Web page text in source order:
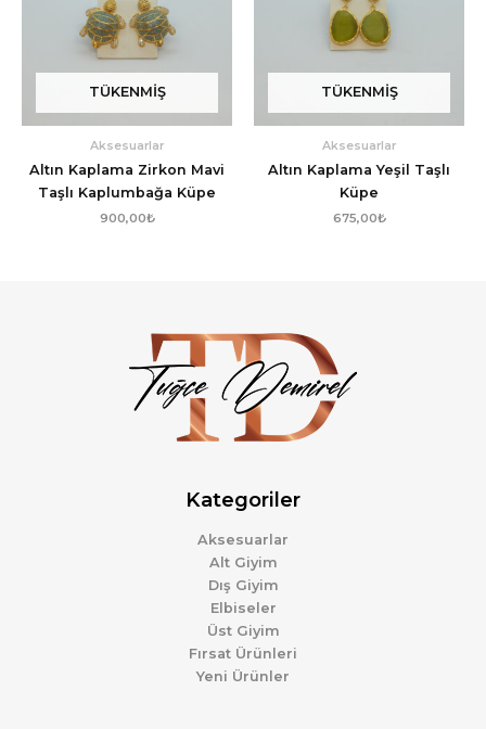
TÜKENMIŞ
Aksesuarlar
Altın Kaplama Zirkon Mavi
Taşlı Kaplumbağa Küpe
900,00₺
TÜKENMIŞ
Aksesuarlar
Altın Kaplama Yeşil Taşlı
Küpe
675,00₺
Kategoriler
Aksesuarlar
Alt Giyim
Dış Giyim
Elbiseler
Üst Giyim
Fırsat Ürünleri
Yeni Ürünler